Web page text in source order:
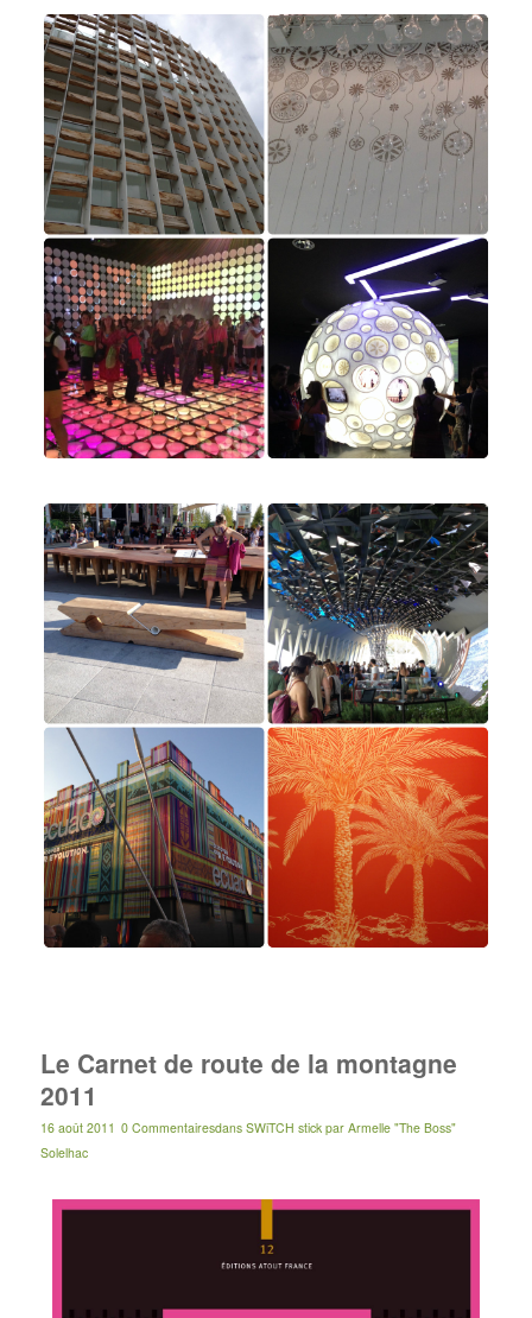
Le Carnet de route de la montagne
2011
16 août 2011 0 Commentairesdans SWiTCH stick par Armelle "The Boss"
Solelhac